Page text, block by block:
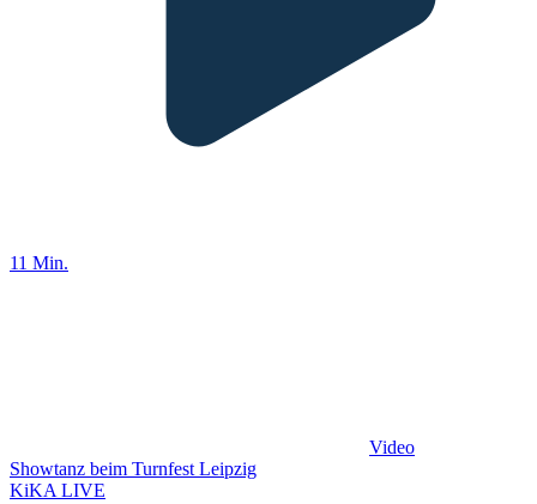
11 Min.
Video
Showtanz beim Turnfest Leipzig
KiKA LIVE